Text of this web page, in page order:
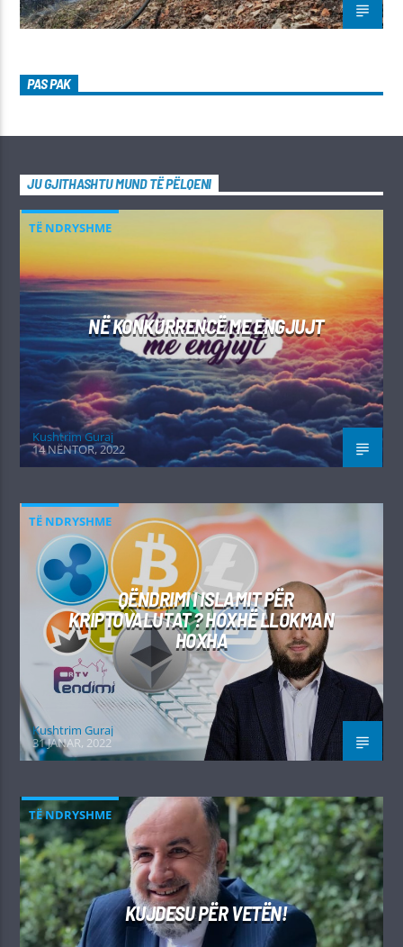
PAS PAK
JU GJITHASHTU MUND TË PËLQENI
TË NDRYSHME
NË KONKURRENCË ME ENGJUJT
Kushtrim Guraj
14 NËNTOR, 2022
TË NDRYSHME
QËNDRIMI I ISLAMIT PËR
KRIPTOVALUTAT ? HOXHË LLOKMAN
HOXHA
Kushtrim Guraj
31 JANAR, 2022
TË NDRYSHME
KUJDESU PËR VETËN!